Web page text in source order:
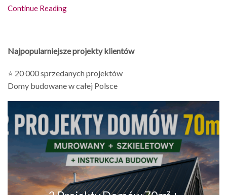
Continue Reading
Najpopularniejsze projekty klientów
⭐ 20 000 sprzedanych projektów
Domy budowane w całej Polsce